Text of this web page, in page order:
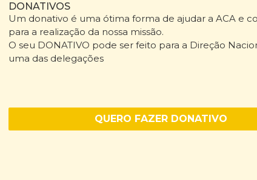
DONATIVOS
Um donativo é uma ótima forma de ajudar a ACA e
para a realização da nossa missão.
O seu DONATIVO pode ser feito para a Direção
uma das delegações
QUERO FAZER DONATIVO